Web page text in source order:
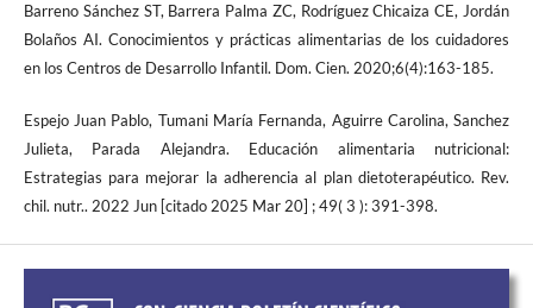
Barreno Sánchez ST, Barrera Palma ZC, Rodríguez Chicaiza CE, Jordán
Bolaños AI. Conocimientos y prácticas alimentarias de los cuidadores
en los Centros de Desarrollo Infantil. Dom. Cien. 2020;6(4):163-185.
Espejo Juan Pablo, Tumani María Fernanda, Aguirre Carolina, Sanchez
Julieta, Parada Alejandra. Educación alimentaria nutricional:
Estrategias para mejorar la adherencia al plan dietoterapéutico. Rev.
chil. nutr.. 2022 Jun [citado 2025 Mar 20] ; 49( 3 ): 391-398.